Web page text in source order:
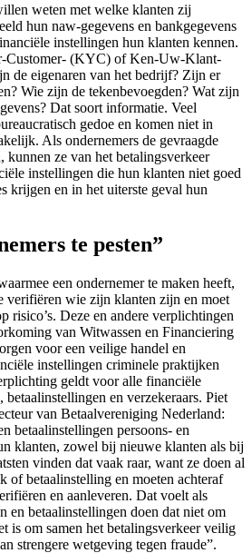
weten met welke klanten zij
hun naw-gegevens en bankgegevens
instellingen hun klanten kennen.
Customer- (KYC) of Ken-Uw-Klant-
de eigenaren van het bedrijf? Zijn er
Wie zijn de tekenbevoegden? Wat zijn
Dat soort informatie. Veel
gedoe en komen niet in
Als ondernemers de gevraagde
kunnen ze van het betalingsverkeer
instellingen die hun klanten niet goed
krijgen en in het uiterste geval hun
te pesten”
een ondernemer te maken heeft,
verifiëren wie zijn klanten zijn en moet
risico’s. Deze en andere verplichtingen
van Witwassen en Financiering
voor een veilige handel en
instellingen criminele praktijken
geldt voor alle financiële
en verzekeraars. Piet
van Betaalvereniging Nederland:
betaalinstellingen persoons- en
klanten, zowel bij nieuwe klanten als bij
vinden dat vaak raar, want ze doen al
of betaalinstelling en moeten achteraf
en aanleveren. Dat voelt als
en betaalinstellingen doen dat niet om
is om samen het betalingsverkeer veilig
strengere wetgeving tegen fraude”.